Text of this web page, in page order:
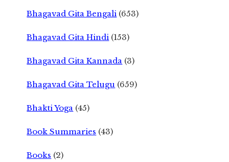
Bhagavad Gita Bengali (653)
Bhagavad Gita Hindi (153)
Bhagavad Gita Kannada (3)
Bhagavad Gita Telugu (659)
Bhakti Yoga (45)
Book Summaries (43)
Books (2)